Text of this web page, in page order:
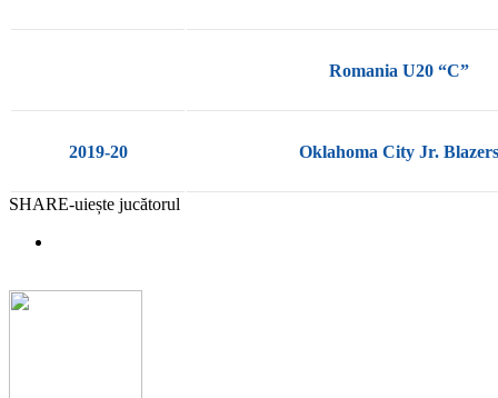
Romania U20 “C”
2019-20 Oklahoma City Jr. Blazers
SHARE-uiește jucătorul